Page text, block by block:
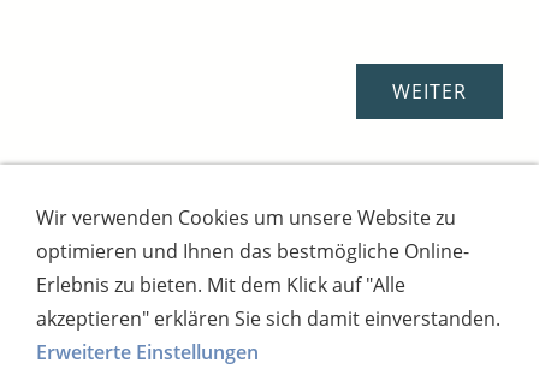
Impressum AGB
Widerrufsbutton
Widerrufsrecht
Online-Streitschlichtung
Datenschutz
Versand
Bezahlsysteme
Kontakt
Disclaimer Versandtage Cookies
Bankverbindung: Consorsbank, Kt-Inhaber:
Wir verwenden Cookies um unsere Website zu
optimieren und Ihnen das bestmögliche Online-
Erlebnis zu bieten. Mit dem Klick auf "Alle
akzeptieren" erklären Sie sich damit einverstanden.
Erweiterte Einstellungen